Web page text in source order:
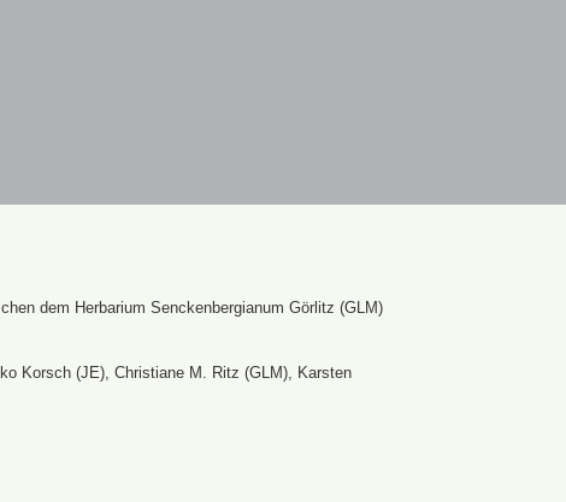
dem Herbarium Senckenbergianum Görlitz (GLM)
Korsch (JE), Christiane M. Ritz (GLM), Karsten